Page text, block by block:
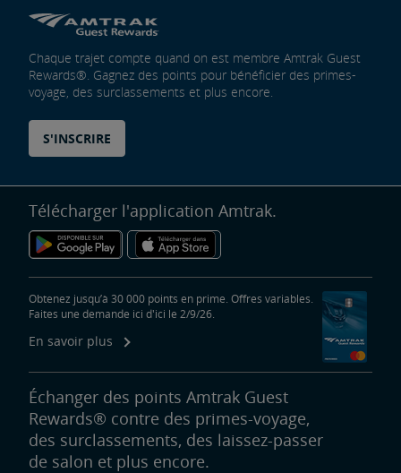
Chaque trajet compte quand on est membre Amtrak Guest
Rewards®. Gagnez des points pour bénéficier des primes-
voyage, des surclassements et plus encore.
S'INSCRIRE
Télécharger l'application Amtrak.
Obtenez jusqu’à 30 000 points en prime. Offres variables.
Faites une demande ici d'ici le 2/9/26.
En savoir plus
Échanger des points Amtrak Guest
Rewards® contre des primes-voyage,
des surclassements, des laissez-passer
de salon et plus encore.